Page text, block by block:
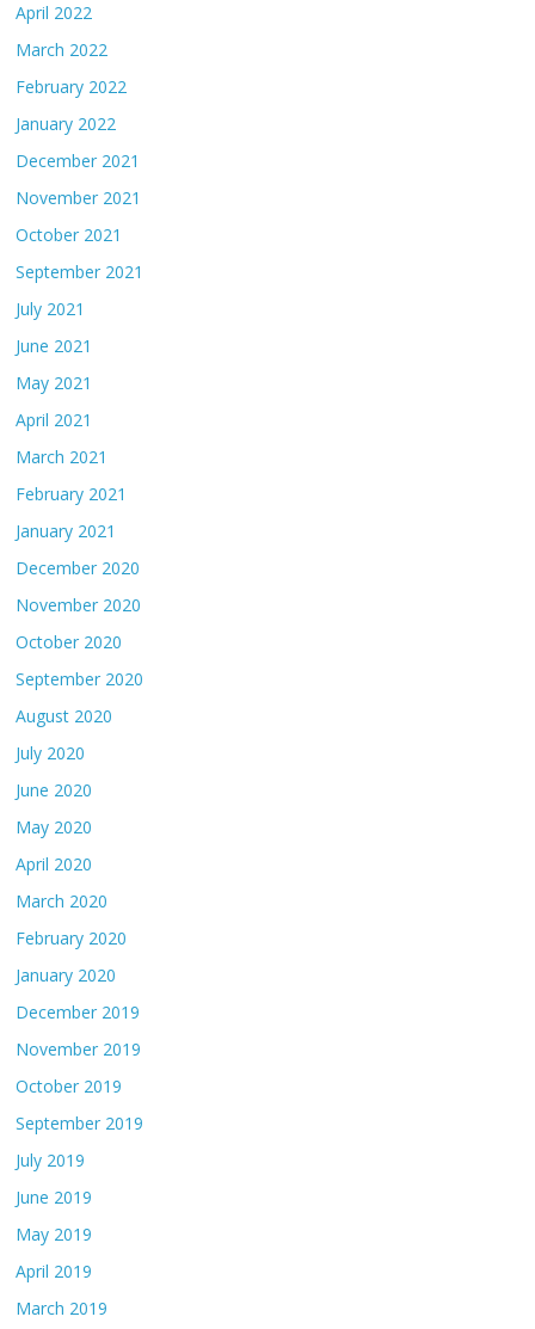
April 2022
March 2022
February 2022
January 2022
December 2021
November 2021
October 2021
September 2021
July 2021
June 2021
May 2021
April 2021
March 2021
February 2021
January 2021
December 2020
November 2020
October 2020
September 2020
August 2020
July 2020
June 2020
May 2020
April 2020
March 2020
February 2020
January 2020
December 2019
November 2019
October 2019
September 2019
July 2019
June 2019
May 2019
April 2019
March 2019